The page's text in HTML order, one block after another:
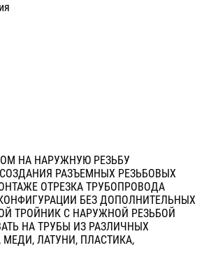
НА НАРУЖНУЮ РЕЗЬБУ
РАЗЪЕМНЫХ РЕЗЬБОВЫХ
ОТРЕЗКА ТРУБОПРОВОДА
БЕЗ ДОПОЛНИТЕЛЬНЫХ
ТРОЙНИК С НАРУЖНОЙ РЕЗЬБОЙ
НА ТРУБЫ ИЗ РАЗЛИЧНЫХ
МЕДИ, ЛАТУНИ, ПЛАСТИКА,